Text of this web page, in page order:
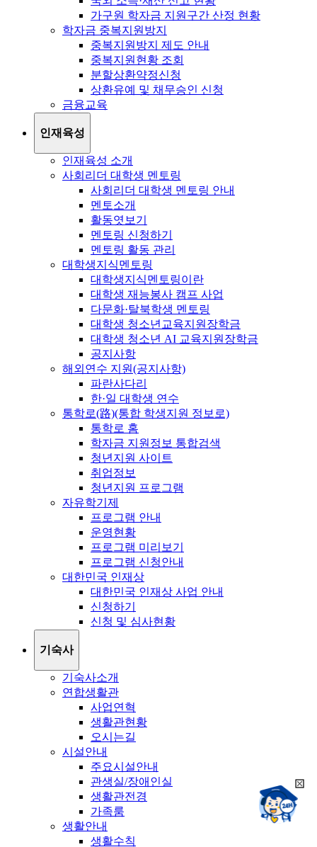
가구원 학자금 지원구간 산정 현황
학자금 중복지원방지
중복지원방지 제도 안내
중복지원현황 조회
분할상환약정신청
상환유예 및 채무승인 신청
금융교육
인재육성
인재육성 소개
사회리더 대학생 멘토링
사회리더 대학생 멘토링 안내
멘토소개
활동엿보기
멘토링 신청하기
멘토링 활동 관리
대학생지식멘토링
대학생지식멘토링이란
대학생 재능봉사 캠프 사업
다문화·탈북학생 멘토링
대학생 청소년교육지원장학금
대학생 청소년 AI 교육지원장학금
공지사항
해외연수 지원(공지사항)
파란사다리
한·일 대학생 연수
통학로(路)(통합 학생지원 정보로)
통학로 홈
학자금 지원정보 통합검색
청년지원 사이트
취업정보
청년지원 프로그램
자유학기제
프로그램 안내
운영현황
프로그램 미리보기
프로그램 신청안내
대한민국 인재상
대한민국 인재상 사업 안내
신청하기
신청 및 심사현황
기숙사
기숙사소개
연합생활관
사업연혁
생활관현황
오시는길
시설안내
주요시설안내
관생실/장애인실
생활관전경
가족룸
생활안내
생활수칙
챗봇상담:
24시
채팅상담:
9시~18시
희